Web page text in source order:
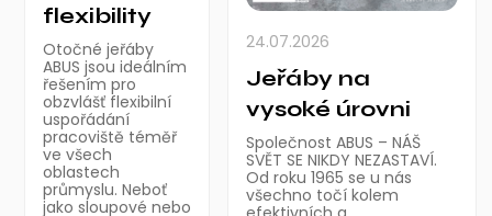
flexibility
Otočné jeřáby
ABUS jsou ideálním
řešením pro
obzvlášť flexibilní
uspořádání
pracoviště téměř
ve všech
oblastech
průmyslu. Neboť
jako sloupové nebo
24.07.2026
Jeřáby na
vysoké úrovni
Společnost ABUS – NÁŠ
SVĚT SE NIKDY NEZASTAVÍ.
Od roku 1965 se u nás
všechno točí kolem